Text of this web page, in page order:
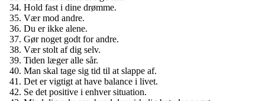
Hold fast i dine drømme.
Vær mod andre.
Du er ikke alene.
Gør noget godt for andre.
Vær stolt af dig selv.
Tiden læger alle sår.
Man skal tage sig tid til at slappe af.
Det er vigtigt at have balance i livet.
Se det positive i enhver situation.